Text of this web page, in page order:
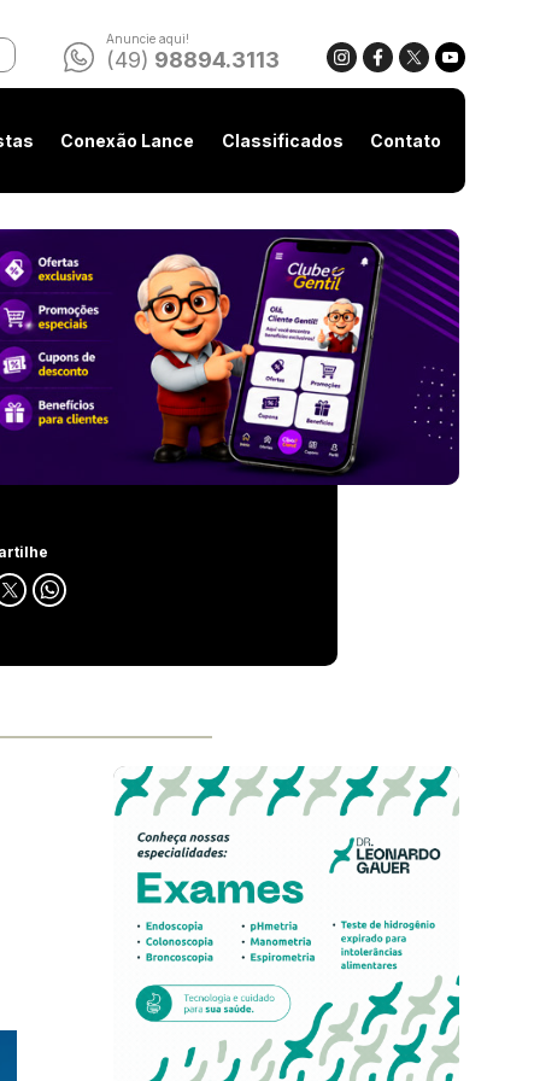
Anuncie aqui!
(49) 98894.3113
Conexão Lance Classificados Contato